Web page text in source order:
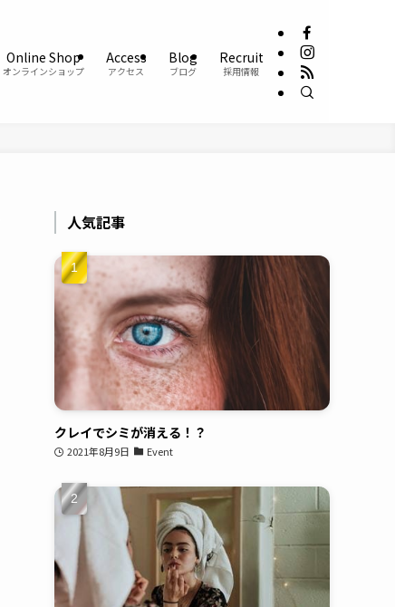
Online Shop
オンラインショップ
Access
アクセス
Blog
ブログ
Recruit
採用情報
人気記事
クレイでシミが消える！？
2021年8月9日 Event